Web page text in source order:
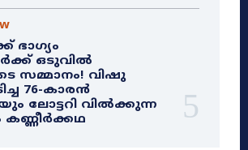
ഭാഗ്യം
ഒടുവിൽ
സമ്മാനം! വിഷു
76-കാരൻ
ലോട്ടറി വിൽക്കുന്ന